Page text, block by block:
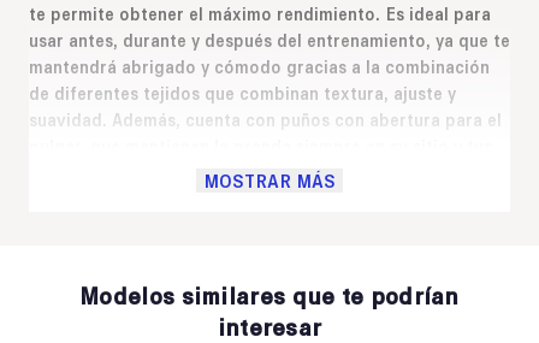
te permite obtener el máximo rendimiento. Es ideal para
usar antes, durante y después del entrenamiento, ya que te
mantendrá abrigado y cómodo gracias a la combinación
de diferentes tejidos que combinan textura, ajuste y
suavidad. Además, cuenta con puños con abertura para el
manos abrigadas. Abertura frontal con cremallera
nocturnas.
MOSTRAR MÁS
Modelos similares que te podrían
interesar